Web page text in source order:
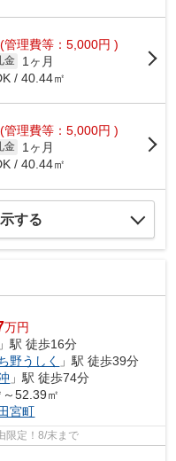
(管理費等：5,000円 )
金
1ヶ月
/ 40.44㎡
(管理費等：5,000円 )
金
1ヶ月
/ 40.44㎡
する
万円
」駅 徒歩16分
野うしく
」駅 徒歩39分
」駅 徒歩74分
52.39㎡
田宮町
定！8/末まで